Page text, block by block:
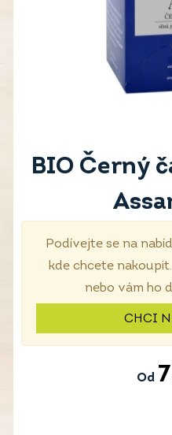
BIO Černý
Podívejte se na
kde chcete
nebo vám ho
CHCI
Od